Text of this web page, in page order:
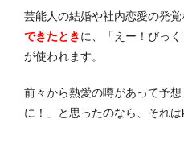
芸能人の結婚や社内恋愛の発覚
できたときに、「えー！びっ
が使われます。
前々から熱愛の噂があって予
に！」と思ったのなら、それは